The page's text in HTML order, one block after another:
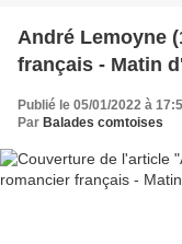
André Lemoyne
français - Matin
Publié le 05/01/2022 à
Par Balades comtoises